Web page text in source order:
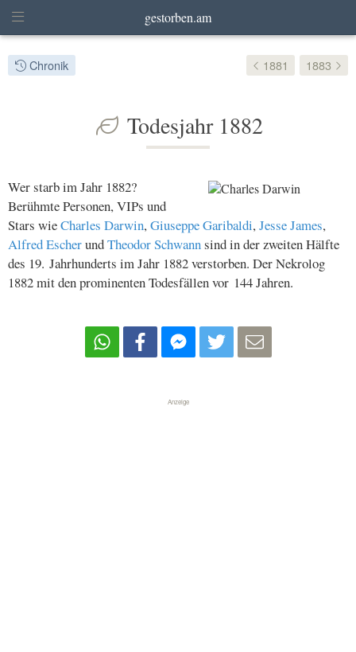
gestorben.am
Chronik 1881 1883
Todesjahr 1882
Wer starb im Jahr 1882?
Berühmte Personen, VIPs und
Stars wieCharles Darwin,Giuseppe Garibaldi,Jesse James,
Alfred EscherundTheodor Schwannsind in der zweiten Hälfte
des 19. Jahrhunderts im Jahr 1882 verstorben. Der Nekrolog
1882 mit den prominenten Todesfällen vor 144 Jahren.